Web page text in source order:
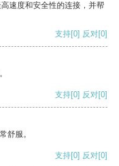
速度和安全性的连接，并帮
支持[0] 反对[0]
支持[0] 反对[0]
舒服。
支持[0] 反对[0]